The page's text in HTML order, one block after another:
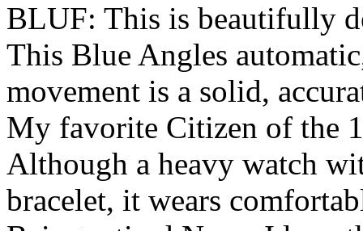
BLUF: This is beautifully
This Blue Angles
movement is a solid,
My favorite Citizen of the
Although a heavy watch
bracelet, it wears